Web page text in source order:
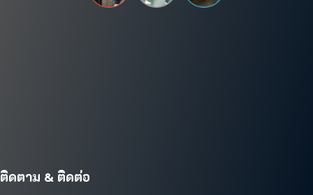
ติดตาม & ติดต่อ